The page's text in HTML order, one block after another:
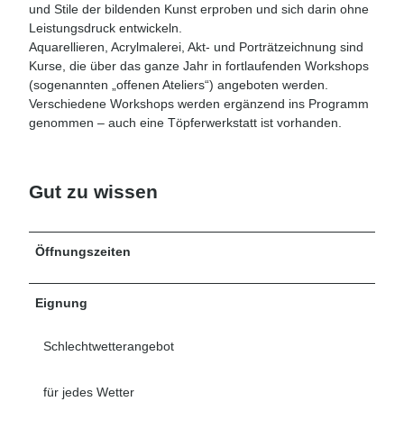
© Kunstschule KUBE / Bernd Otten
und Stile der bildenden Kunst erproben und sich darin ohne
Leistungsdruck entwickeln.
Aquarellieren, Acrylmalerei, Akt- und Porträtzeichnung sind
Kurse, die über das ganze Jahr in fortlaufenden Workshops
(sogenannten „offenen Ateliers“) angeboten werden.
Verschiedene Workshops werden ergänzend ins Programm
genommen – auch eine Töpferwerkstatt ist vorhanden.
Gut zu wissen
Öffnungszeiten
Eignung
Schlechtwetterangebot
für jedes Wetter